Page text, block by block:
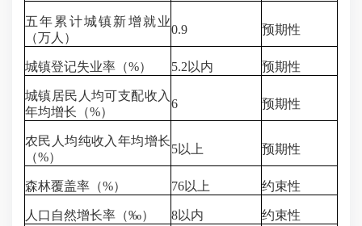
五年累计城镇新增就业
（万人）
0.9 预期性
城镇登记失业率（%） 5.2以内 预期性
城镇居民人均可支配收入
年均增长（%）
6 预期性
农民人均纯收入年均增长
（%）
5以上 预期性
森林覆盖率（%） 76以上 约束性
人口自然增长率（‰） 8以内 约束性